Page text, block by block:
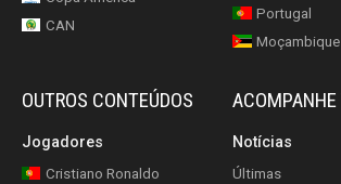
CAN
Portugal
Moçambique
OUTROS CONTEÚDOS
Jogadores
Cristiano Ronaldo
Notícias
Últimas